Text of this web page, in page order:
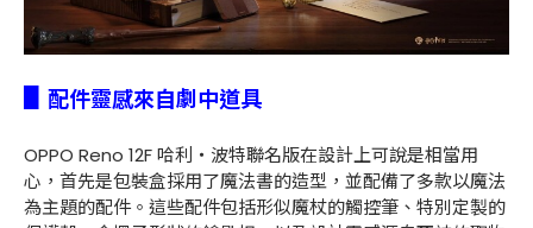
配件靈感來自劇中道具
OPPO Reno 12F 哈利・波特聯名版在設計上可說是相當用
心，首先是包裝盒採用了魔法書的造型，並配備了多款以魔法
為主題的配件。這些配件包括形似魔杖的觸控筆、特別定製的